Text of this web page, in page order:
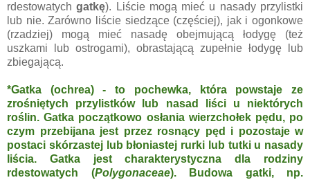
rdestowatychgatkę). Liście mogą mieć u nasady przylistki
lub nie. Zarówno liście siedzące (częściej), jak i ogonkowe
(rzadziej) mogą mieć nasadę obejmującą łodygę (też
uszkami lub ostrogami), obrastającą zupełnie łodygę lub
zbiegającą.
*Gatka (ochrea) - to pochewka, która powstaje ze
zrośniętych przylistków lub nasad liści u niektórych
roślin. Gatka początkowo osłania wierzchołek pędu, po
czym przebijana jest przez rosnący pęd i pozostaje w
postaci skórzastej lub błoniastej rurki lub tutki u nasady
liścia. Gatka jest charakterystyczna dla rodziny
rdestowatych (Polygonaceae). Budowa gatki, np.